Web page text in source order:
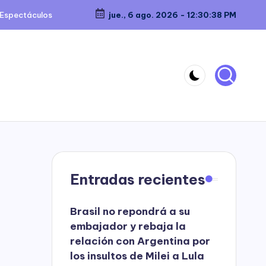
Espectáculos jue., 6 ago. 2026 - 12:30:39 PM
Entradas recientes
Brasil no repondrá a su
embajador y rebaja la
relación con Argentina por
los insultos de Milei a Lula